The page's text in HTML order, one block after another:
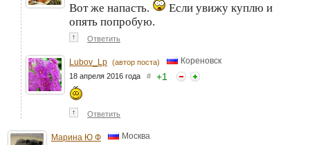
Вот же напасть.
Если увижу куплю и
опять попробую.
↑ Ответить
Lubov_Lp (автор поста) Кореновск
18 апреля 2016 года # +1
↑ Ответить
Марина Ю Ф Москва